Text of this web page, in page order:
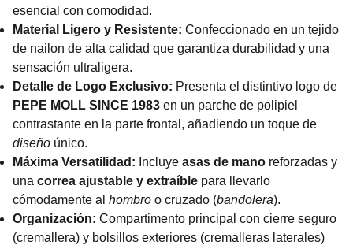
esencial con comodidad.
Material Ligero y Resistente: Confeccionado en un tejido
de nailon de alta calidad que garantiza durabilidad y una
sensación ultraligera.
Detalle de Logo Exclusivo: Presenta el distintivo logo de
PEPE MOLL SINCE 1983 en un parche de polipiel
contrastante en la parte frontal, añadiendo un toque de
diseño único.
Máxima Versatilidad: Incluye asas de mano reforzadas y
una correa ajustable y extraíble para llevarlo
cómodamente al hombro o cruzado (bandolera).
Organización: Compartimento principal con cierre seguro
(cremallera) y bolsillos exteriores (cremalleras laterales)